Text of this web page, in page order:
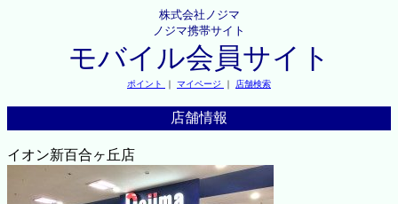
株式会社ノジマ
ノジマ携帯サイト
モバイル会員サイト
ポイント ｜ マイページ ｜ 店舗検索
店舗情報
イオン新百合ヶ丘店